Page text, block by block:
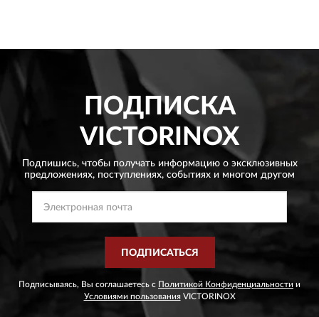
ПОДПИСКА
VICTORINOX
Подпишись, чтобы получать информацию о эксклюзивных
предложениях, поступлениях, событиях и многом другом
ПОДПИСАТЬСЯ
Подписываясь, Вы соглашаетесь с Политикой Конфиденциальности и
Условиями пользованияVICTORINOX